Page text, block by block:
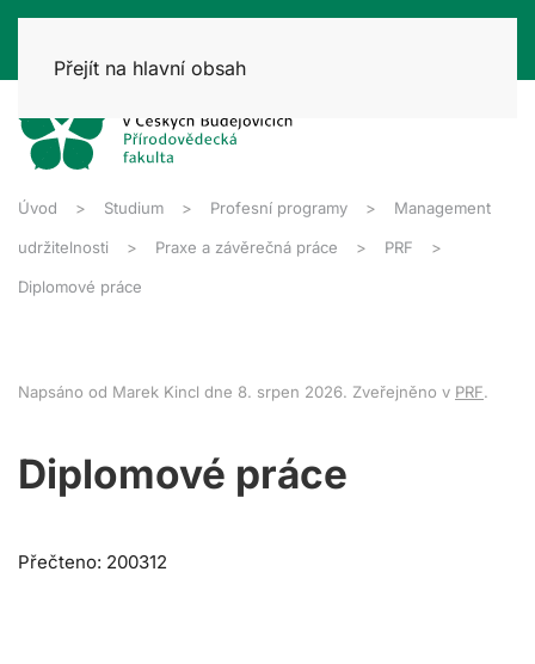
Přejít na hlavní obsah
Úvod Studium Profesní programy Management
udržitelnosti Praxe a závěrečná práce PRF
Diplomové práce
Napsáno od Marek Kincl dne 8. srpen 2026. Zveřejněno v PRF.
Diplomové práce
Přečteno: 200312